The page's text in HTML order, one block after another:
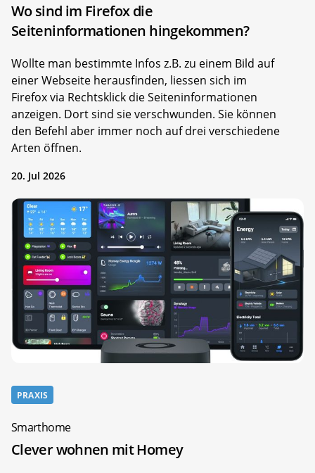
Wo sind im Firefox die
Seiteninformationen hingekommen?
Wollte man bestimmte Infos z.B. zu einem Bild auf
einer Webseite herausfinden, liessen sich im
Firefox via Rechtsklick die Seiteninformationen
anzeigen. Dort sind sie verschwunden. Sie können
den Befehl aber immer noch auf drei verschiedene
Arten öffnen.
20. Jul 2026
PRAXIS
Smarthome
Clever wohnen mit Homey